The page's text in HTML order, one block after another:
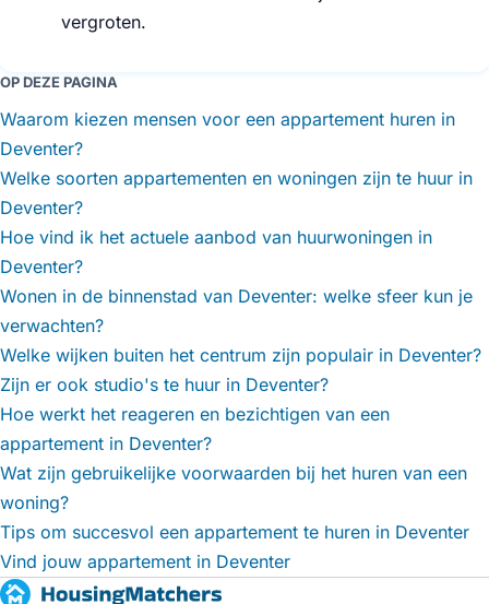
vergroten.
OP DEZE PAGINA
Waarom kiezen mensen voor een appartement huren in
Deventer?
Welke soorten appartementen en woningen zijn te huur in
Deventer?
Hoe vind ik het actuele aanbod van huurwoningen in
Deventer?
Wonen in de binnenstad van Deventer: welke sfeer kun je
verwachten?
Welke wijken buiten het centrum zijn populair in Deventer?
Zijn er ook studio's te huur in Deventer?
Hoe werkt het reageren en bezichtigen van een
appartement in Deventer?
Wat zijn gebruikelijke voorwaarden bij het huren van een
woning?
Tips om succesvol een appartement te huren in Deventer
Vind jouw appartement in Deventer